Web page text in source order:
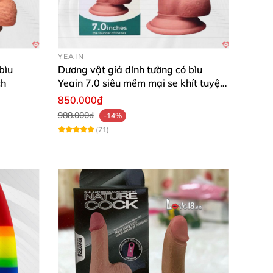
dương vật ở trên tay
YEAIN
Dương vật giả dính tường có bìu
Yeain 7.0 siêu mềm mại se khít tuyệt
vời
850.000₫
988.000₫
-14%
(71)